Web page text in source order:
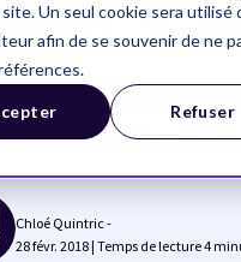
Un seul cookie sera utilisé
afin de se souvenir de ne
Refuser
avec Claire
d'Ixelles
Chloé Quintric -
28 févr. 2018 | Temps de lecture4